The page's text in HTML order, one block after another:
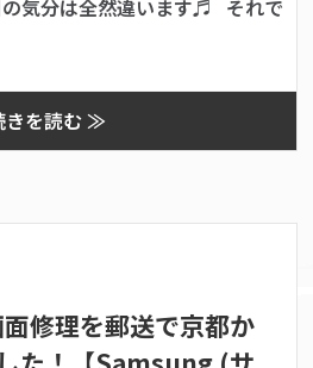
の気分は全然違います♬ それで
きを読む ≫
修理を郵送で京都か